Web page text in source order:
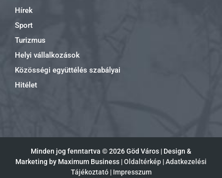
Hírek
Sport
Turizmus
Helyi vállalkozások
Közösségi együttélés szabályai
Hitélet
Minden jog fenntartva ©2026 Göd Város | Design &
Marketing by Maximum Business |Oldaltérkép |Adatkezelési
Tájékoztató| Impresszum